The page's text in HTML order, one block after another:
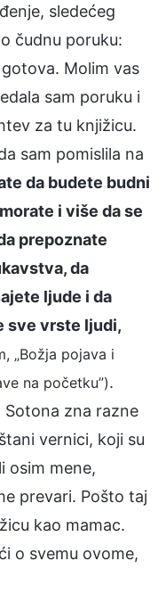
sledećeg
čudnu poruku:
Molim vas
sam poruku i
za tu knjižicu.
sam pomislila na
da budete budni
i više da se
prepoznate
da
ljude i da
sve vrste ljudi,
„Božja pojava i
na početku”).
Sotona zna razne
vernici, koji su
osim mene,
prevari. Pošto taj
kao mamac.
o svemu ovome,